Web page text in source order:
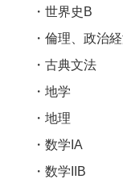
世界史B
倫理、政治
古典文法
地学
地理
数学IA
数学IIB